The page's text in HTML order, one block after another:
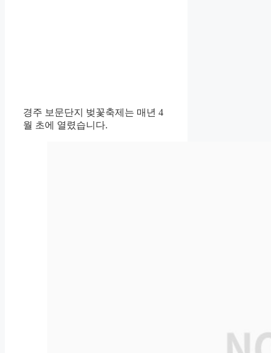
경주 보문단지 벚꽃축제는 매년 4
월 초에 열렸습니다.